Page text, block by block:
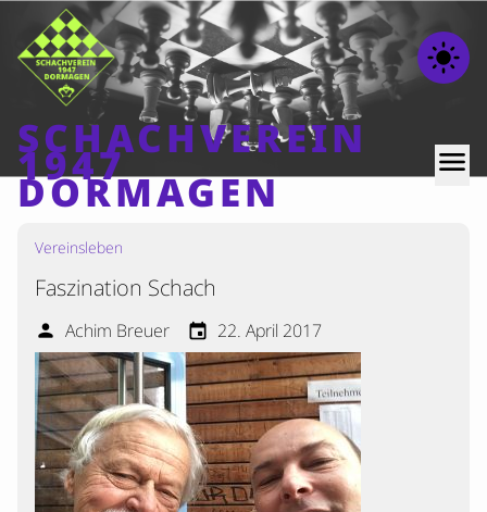
light_mode
SCHACHVEREIN
1947
DORMAGEN
menu
Home
Beiträge
Mannschaften
Ranglisten
Termine
Verschiedenes
Kontakt
Vereinsleben
Faszination Schach
person Achim Breuer event 22. April 2017